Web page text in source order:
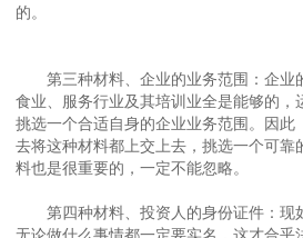
的。
第三种材料、企业的业务范围：企业
食业、服务行业及其培训业全是能够的，
挑选一个合适自身的企业业务范围。因此
去将这种材料都上交上去，挑选一个可靠
料也是很重要的，一定不能忽略。
第四种材料、投资人的身份证件：现
无论做什么事情都一定要实名，这才合乎